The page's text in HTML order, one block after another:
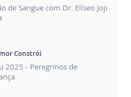
de Sangue com Dr. Elíseo Joji
Constrói
2025 - Peregrinos de